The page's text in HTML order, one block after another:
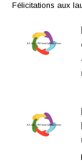
Félicitations aux